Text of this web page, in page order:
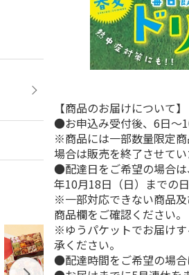
【商品のお届けについて】
●お申込み受付後、6日～
※商品には一部数量限定
場合は販売を終了させて
●配達日をご希望の場合
年10月18日（日）までの
※一部対応できない商品
商品欄をご確認ください。
※ゆうパケットでお届け
承ください。
●配達時間をご希望の場合